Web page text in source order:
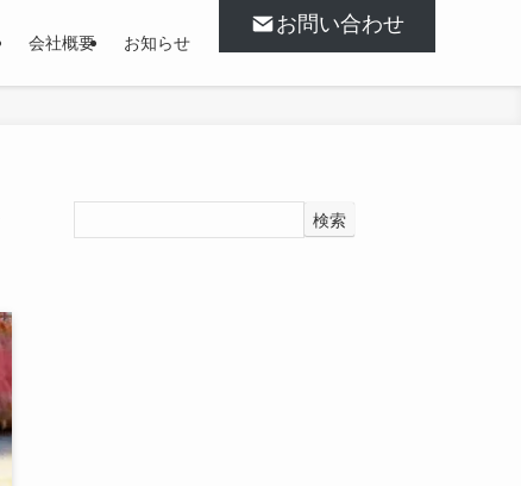
会社概要 お知らせ
お問い合わせ
検索